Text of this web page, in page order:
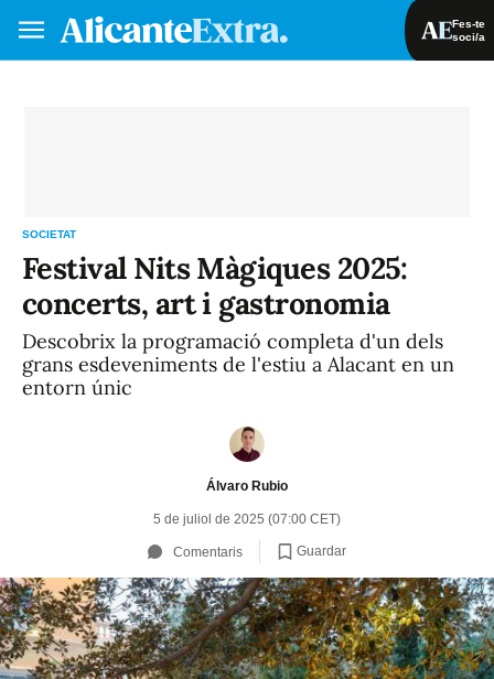
Fes-te
soci/a
SOCIETAT
Festival Nits Màgiques 2025:
concerts, art i gastronomia
Descobrix la programació completa d'un dels
grans esdeveniments de l'estiu a Alacant en un
entorn únic
Álvaro Rubio
5 de juliol de 2025 (07:00 CET)
Comentaris Guardar